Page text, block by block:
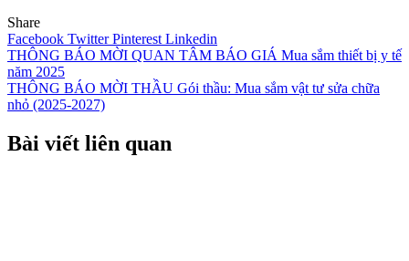
Share
Facebook TwitterPinterest Linkedin
Điều
hướng
bài
viết
THÔNG BÁO MỜI QUAN TÂM BÁO GIÁ Mua sắm thiết bị y tế
năm 2025
THÔNG BÁO MỜI THẦU Gói thầu: Mua sắm vật tư sửa chữa
nhỏ (2025-2027)
Bài viết liên quan